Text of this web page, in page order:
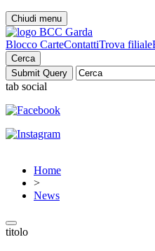
Chiudi menu
Blocco CarteContattiTrova filiale
Cerca
tab social
Home
>
News
titolo